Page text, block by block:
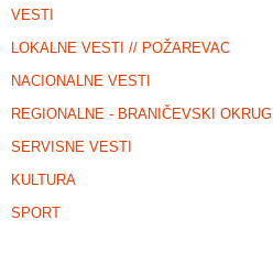
VESTI
LOKALNE VESTI // POŽAREVAC
NACIONALNE VESTI
REGIONALNE - BRANIČEVSKI OKRUG
SERVISNE VESTI
KULTURA
SPORT